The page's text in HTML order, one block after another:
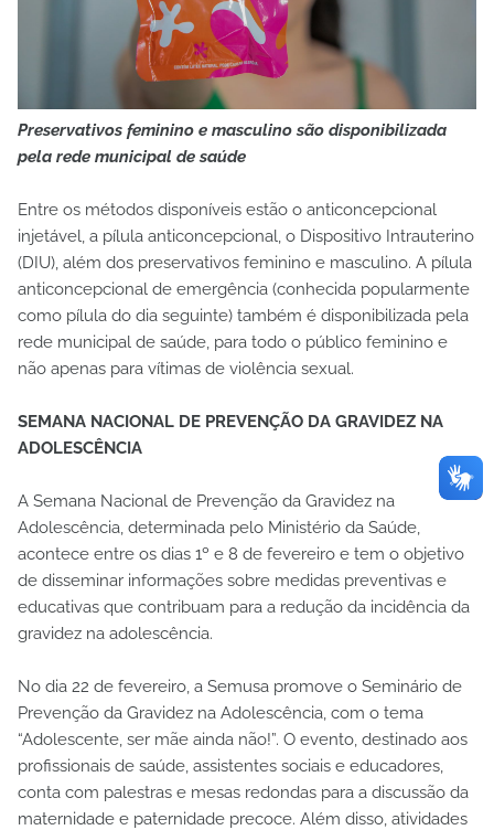
Preservativos feminino e masculino são disponibilizada
pela rede municipal de saúde
Entre os métodos disponíveis estão o anticoncepcional
injetável, a pílula anticoncepcional, o Dispositivo Intrauterino
(DIU), além dos preservativos feminino e masculino. A pílula
anticoncepcional de emergência (conhecida popularmente
como pílula do dia seguinte) também é disponibilizada pela
rede municipal de saúde, para todo o público feminino e
não apenas para vítimas de violência sexual.
SEMANA NACIONAL DE PREVENÇÃO DA GRAVIDEZ NA
ADOLESCÊNCIA
A Semana Nacional de Prevenção da Gravidez na
Adolescência, determinada pelo Ministério da Saúde,
acontece entre os dias 1º e 8 de fevereiro e tem o objetivo
de disseminar informações sobre medidas preventivas e
educativas que contribuam para a redução da incidência da
gravidez na adolescência.
No dia 22 de fevereiro, a Semusa promove o Seminário de
Prevenção da Gravidez na Adolescência, com o tema
“Adolescente, ser mãe ainda não!”. O evento, destinado aos
profissionais de saúde, assistentes sociais e educadores,
conta com palestras e mesas redondas para a discussão da
maternidade e paternidade precoce. Além disso, atividades